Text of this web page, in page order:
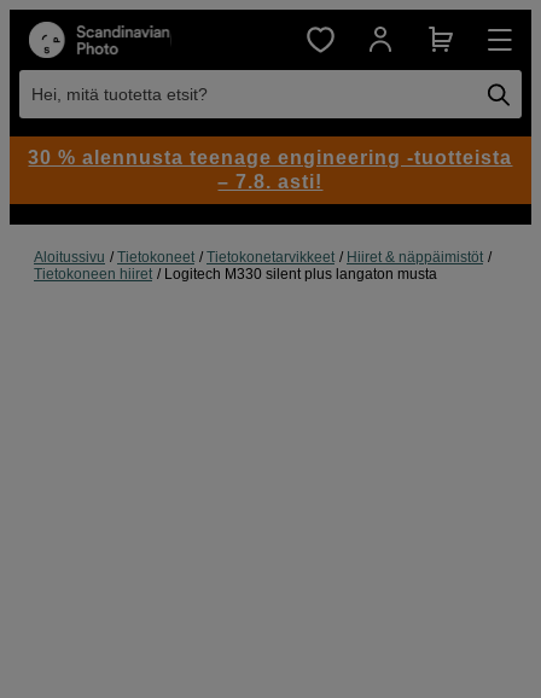
Hei, mitä tuotetta etsit?
Aloitussivu Tietokoneet Tietokonetarvikkeet
Hiiret & näppäimistöt
Tietokoneen hiiret
Logitech M330 silent plus langaton musta
30 % alennusta teenage engineering -tuotteista
– 7.8. asti!